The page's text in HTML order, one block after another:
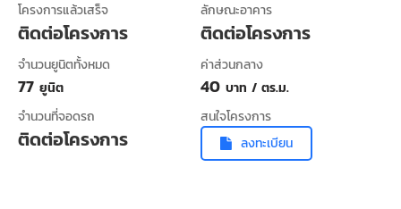
โครงการแล้วเสร็จ
ติดต่อโครงการ
ลักษณะอาคาร
ติดต่อโครงการ
จำนวนยูนิตทั้งหมด
77 ยูนิต
ค่าส่วนกลาง
40 บาท / ตร.ม.
จำนวนที่จอดรถ
ติดต่อโครงการ
สนใจโครงการ
ลงทะเบียน